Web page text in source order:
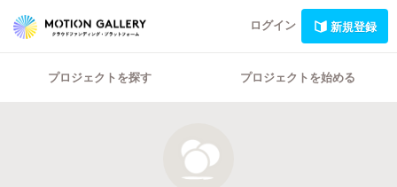
ログイン 新規登録
プロジェクトを探す プロジェクトを始める